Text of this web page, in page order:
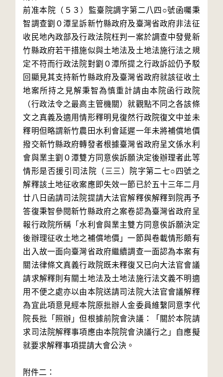
前准本院（５３）監臺院調字第二八四○號函囑秉
智調查劉０潭呈訴新竹縣政府及臺灣省政府非法征
收民地內政部及行政法院枉判一案於調查中發覺新
竹縣政府若干措施似與土地法及土地法施行法之規
定不符而行政法院對劉０潭所提之行政訴訟仍予駁
回顯見其支持新竹縣政府及臺灣省政府就該征收土
地案所持之見解秉智為慎重計請由本院函行政院
（行政法令之最高主管機關）就觀點不同之各該條
文之真義及適用情形釋明見復然行政院復文中並未
釋明但略謂新竹農田水利會延遲一年未將補償地價
撥交新竹縣政府轉發者根據臺灣省政府呈文係水利
會與業主劉０潭雙方同意俟訴願決定後辦理者此等
情形是否援引司法院（三三）院字第二七○四號之
解釋該土地征收案應即失效一節已於五十三年二月
廿八日函請司法院提請大法官解釋俟解釋到院再予
答復秉智參閱新竹縣政府之案卷認為臺灣省政府呈
報行政院所稱「水利會與業主雙方同意俟訴願決定
後辦理征收土地之補償地價」一節與卷載情形頗有
出入故一面向臺灣省政府繼續調查一面認為本案有
關法律條文真義行政院既未釋復又已向大法官會議
請求解釋則有關土地法及土地法施行法文義不明適
用不便之處亦以由本院送請司法院大法官會議解釋
為宜此項意見經本院原批辦人金委員維繫同意李代
院長批「照辦」但根據前院會決議：「關於本院請
求司法院解釋事項應由本院院會決議行之」自應擬
就要求解釋事項提請大會公決。
附件二：